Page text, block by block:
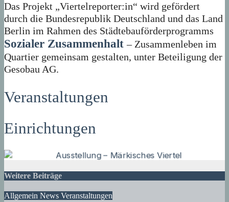
Das Projekt „Viertelreporter:in“ wird gefördert
durch die Bundesrepublik Deutschland und das Land
Berlin im Rahmen des Städtebauförderprogramms
Sozialer Zusammenhalt – Zusammenleben im
Quartier gemeinsam gestalten, unter Beteiligung der
Gesobau AG.
Veranstaltungen
Einrichtungen
Weitere Beiträge
Allgemein News Veranstaltungen